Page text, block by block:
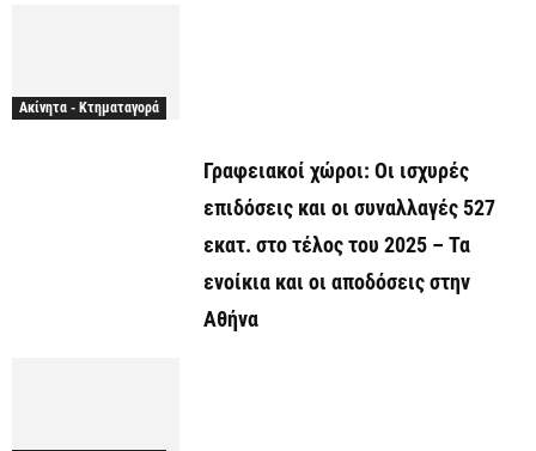
Ακίνητα - Κτηματαγορά
Γραφειακοί χώροι: Οι ισχυρές
επιδόσεις και οι συναλλαγές 527
εκατ. στο τέλος του 2025 – Τα
ενοίκια και οι αποδόσεις στην
Αθήνα